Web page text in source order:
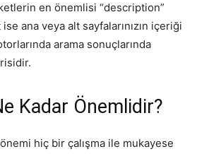
ASO,
Tasarım,
en önemlisi “description”
ana veya alt sayfalarınızın içeriği
arama sonuçlarında
Kadar Önemlidir?
hiç bir çalışma ile mukayese